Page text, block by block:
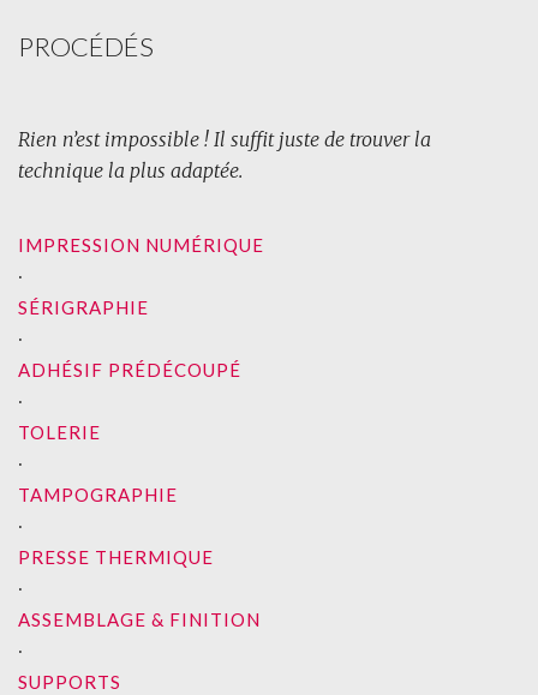
PROCÉDÉS
Rien n’est impossible ! Il suffit juste de trouver la
technique la plus adaptée.
IMPRESSION NUMÉRIQUE
∙
SÉRIGRAPHIE
∙
ADHÉSIF PRÉDÉCOUPÉ
∙
TOLERIE
∙
TAMPOGRAPHIE
∙
PRESSE THERMIQUE
∙
ASSEMBLAGE & FINITION
∙
SUPPORTS